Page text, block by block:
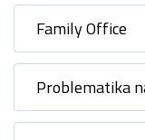
Family Office
Problematika